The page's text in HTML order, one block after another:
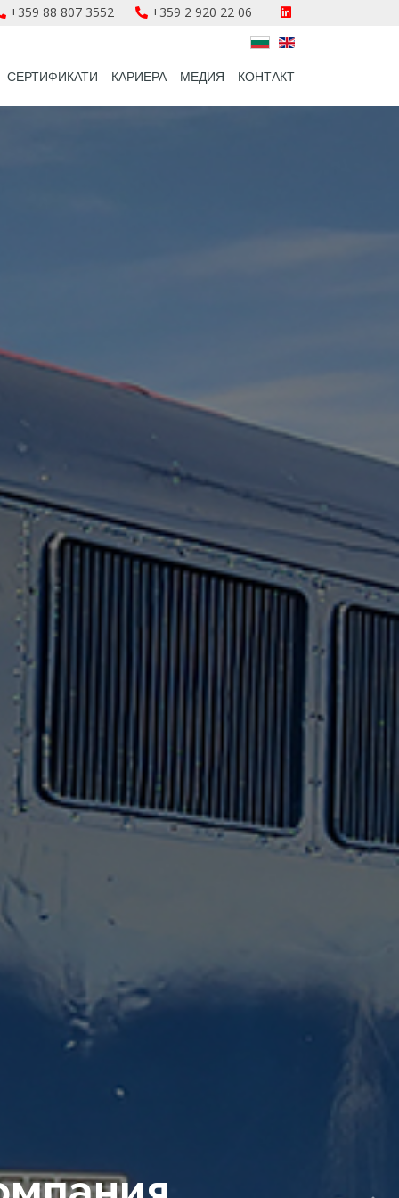
+359 88 807 3552 +359 2 920 22 06
CЕРТИФИКАТИ КАРИЕРА МЕДИЯ КОНТАКТ